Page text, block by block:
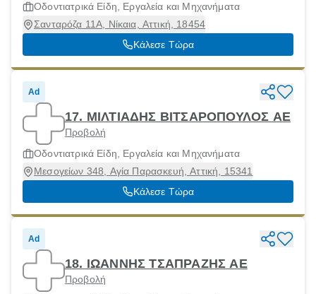
Οδοντιατρικά Είδη, Εργαλεία και Μηχανήματα
Σανταρόζα 11Α, Νίκαια, Αττική, 18454
Κάλεσε Τώρα
Ad
17. ΜΙΛΤΙΑΔΗΣ ΒΙΤΣΑΡΟΠΟΥΛΟΣ ΑΕ
Προβολή
Οδοντιατρικά Είδη, Εργαλεία και Μηχανήματα
Μεσογείων 348, Αγία Παρασκευή, Αττική, 15341
Κάλεσε Τώρα
Ad
18. ΙΩΑΝΝΗΣ ΤΣΑΠΡΑΖΗΣ ΑΕ
Προβολή